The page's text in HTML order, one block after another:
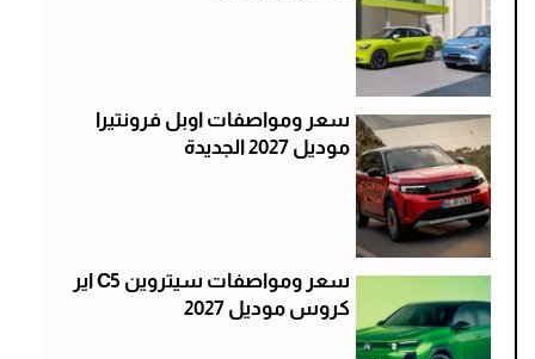
سعر ومواصفات اوبل فرونتيرا
موديل 2027 الجديدة
سعر ومواصفات سيتروين C5 اير
كروس موديل 2027